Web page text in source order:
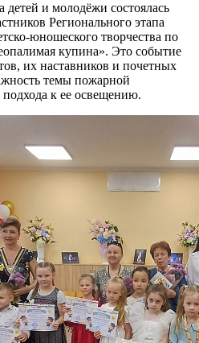
детей и молодёжи состоялась
Регионального этапа
юношеского творчества по
купина». Это событие
их наставников и почетных
темы пожарной
подхода к ее освещению.